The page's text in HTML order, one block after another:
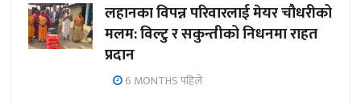
लहानका विपन्न परिवारलाई मेयर चौधरीको
मलम: विल्टु र सकुन्तीको निधनमा राहत
प्रदान
6 MONTHS पहिले